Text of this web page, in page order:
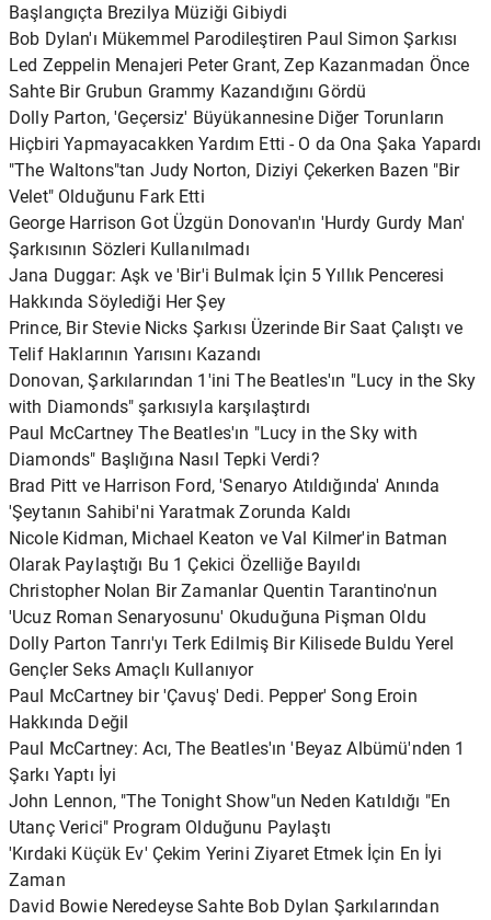
Başlangıçta Brezilya Müziği Gibiydi
Bob Dylan'ı Mükemmel Parodileştiren Paul Simon Şarkısı
Led Zeppelin Menajeri Peter Grant, Zep Kazanmadan Önce
Sahte Bir Grubun Grammy Kazandığını Gördü
Dolly Parton, 'Geçersiz' Büyükannesine Diğer Torunların
Hiçbiri Yapmayacakken Yardım Etti - O da Ona Şaka Yapardı
"The Waltons"tan Judy Norton, Diziyi Çekerken Bazen "Bir
Velet" Olduğunu Fark Etti
George Harrison Got Üzgün ​​Donovan'ın 'Hurdy Gurdy Man'
Şarkısının Sözleri Kullanılmadı
Jana Duggar: Aşk ve 'Bir'i Bulmak İçin 5 Yıllık Penceresi
Hakkında Söylediği Her Şey
Prince, Bir Stevie Nicks Şarkısı Üzerinde Bir Saat Çalıştı ve
Telif Haklarının Yarısını Kazandı
Donovan, Şarkılarından 1'ini The Beatles'ın "Lucy in the Sky
with Diamonds" şarkısıyla karşılaştırdı
Paul McCartney The Beatles'ın "Lucy in the Sky with
Diamonds" Başlığına Nasıl Tepki Verdi?
Brad Pitt ve Harrison Ford, 'Senaryo Atıldığında' Anında
'Şeytanın Sahibi'ni Yaratmak Zorunda Kaldı
Nicole Kidman, Michael Keaton ve Val Kilmer'in Batman
Olarak Paylaştığı Bu 1 Çekici Özelliğe Bayıldı
Christopher Nolan Bir Zamanlar Quentin Tarantino'nun
'Ucuz Roman Senaryosunu' Okuduğuna Pişman Oldu
Dolly Parton Tanrı'yı ​​Terk Edilmiş Bir Kilisede Buldu Yerel
Gençler Seks Amaçlı Kullanıyor
Paul McCartney bir 'Çavuş' Dedi. Pepper' Song Eroin
Hakkında Değil
Paul McCartney: Acı, The Beatles'ın 'Beyaz Albümü'nden 1
Şarkı Yaptı İyi
John Lennon, "The Tonight Show"un Neden Katıldığı "En
Utanç Verici" Program Olduğunu Paylaştı
'Kırdaki Küçük Ev' Çekim Yerini Ziyaret Etmek İçin En İyi
Zaman
David Bowie Neredeyse Sahte Bob Dylan Şarkılarından